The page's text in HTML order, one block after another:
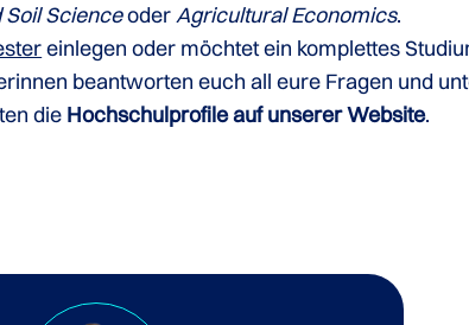
Soil ScienceoderAgricultural Economics.
einlegen oder möchtet ein komplettes
beantworten euch all eure Fragen und
die Hochschulprofile auf unserer Website.